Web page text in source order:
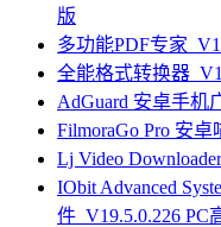
版
多功能PDF专家
全能格式转换器
AdGuard 安卓手机
FilmoraGo Pro 安
Lj Video
IObit Advanced
件_V19.5.0.226 PC